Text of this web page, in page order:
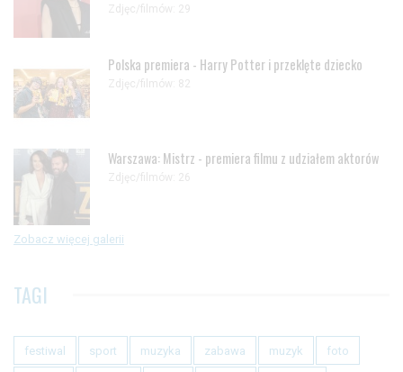
Zdjęc/filmów: 29
Polska premiera - Harry Potter i przeklęte dziecko
Zdjęc/filmów: 82
Warszawa: Mistrz - premiera filmu z udziałem aktorów
Zdjęc/filmów: 26
Zobacz więcej galerii
TAGI
festiwal sport muzyka zabawa muzyk foto